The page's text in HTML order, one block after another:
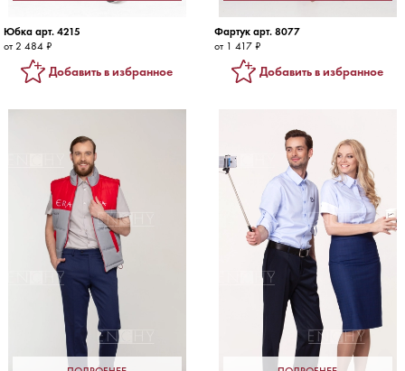
Юбка арт. 4215
от 2 484 ₽
Добавить в избранное
Фартук арт. 8077
от 1 417 ₽
Добавить в избранное